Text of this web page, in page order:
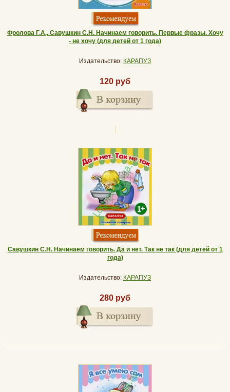
Фролова Г.А., Савушкин С.Н. Начинаем говорить. Первые фразы. Хочу
- не хочу (для детей от 1 года)
Издательство: КАРАПУЗ
120 руб
Савушкин С.Н. Начинаем говорить. Да и нет. Так не так (для детей от 1
года)
Издательство: КАРАПУЗ
280 руб